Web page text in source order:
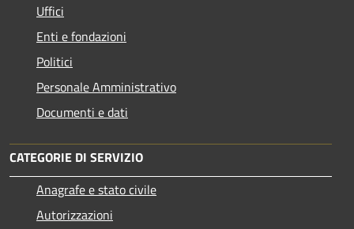
Uffici
Enti e fondazioni
Politici
Personale Amministrativo
Documenti e dati
CATEGORIE DI SERVIZIO
Anagrafe e stato civile
Autorizzazioni